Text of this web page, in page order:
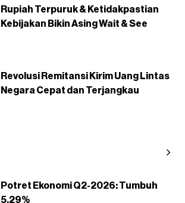
Rupiah Terpuruk & Ketidakpastian
Kebijakan Bikin Asing Wait & See
Revolusi Remitansi Kirim Uang Lintas
Negara Cepat dan Terjangkau
Potret Ekonomi Q2-2026: Tumbuh
5,29%